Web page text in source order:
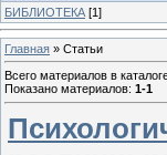
БИБЛИОТЕКА [1]
Главная » Статьи
Всего материалов в
Показано материалов: 1-1